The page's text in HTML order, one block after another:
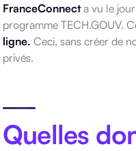
FranceConnecta vu le
programme TECH.GOUV.
ligne. Ceci, sans créer de
privés.
Quelles